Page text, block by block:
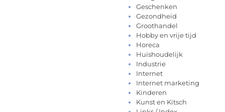
Geschenken
Gezondheid
Groothandel
Hobby en vrije tijd
Horeca
Huishoudelijk
Industrie
Internet
Internet marketing
Kinderen
Kunst en Kitsch